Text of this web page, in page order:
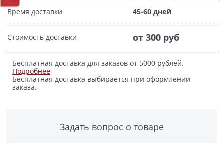
Время доставки 45-60 дней
Стоимость доставки от 300 руб
Бесплатная доставка для заказов от 5000 рублей.
Подробнее
Бесплатная доставка выбирается при оформлении
заказа.
Задать вопрос о товаре